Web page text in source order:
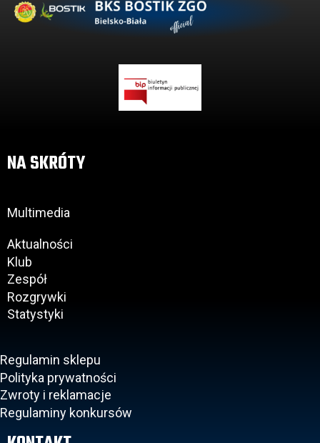
NA SKRÓTY
Multimedia
Aktualności
Klub
Zespół
Rozgrywki
Statystyki
Regulamin sklepu
Polityka prywatności
Zwroty i reklamacje
Regulaminy konkursów